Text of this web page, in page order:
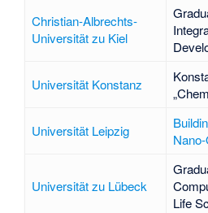
Christian-Albrechts-
Universität zu Kiel
Universität Konstanz
Universität Leipzig
Universität zu Lübeck
Life